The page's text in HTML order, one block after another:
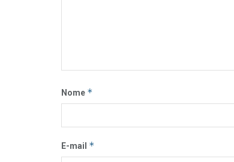
Nome *
E-mail *